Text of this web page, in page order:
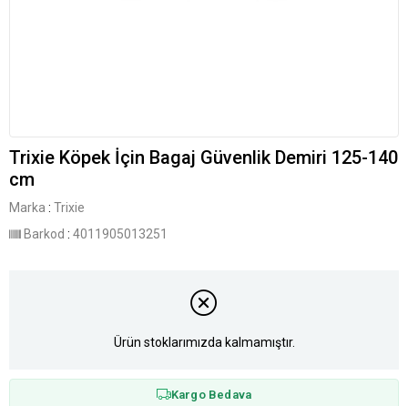
Trixie Köpek İçin Bagaj Güvenlik Demiri 125-140
cm
Marka : Trixie
Barkod : 4011905013251
Ürün stoklarımızda kalmamıştır.
Kargo Bedava